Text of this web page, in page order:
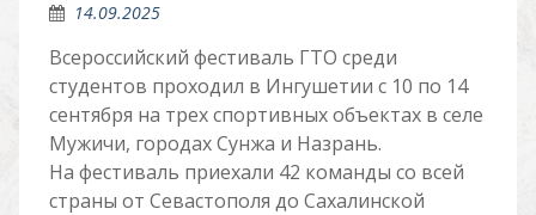
14.09.2025
Всероссийский фестиваль ГТО среди
студентов проходил в Ингушетии с 10 по 14
сентября на трех спортивных объектах в селе
Мужичи, городах Сунжа и Назрань.
На фестиваль приехали 42 команды со всей
страны от Севастополя до Сахалинской